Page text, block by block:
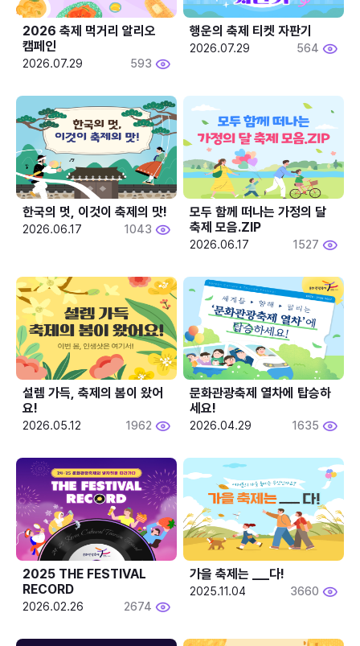
2026 축제 먹거리 알리오
캠페인
2026.07.29 593
행운의 축제 티켓 자판기
2026.07.29 564
한국의 멋, 이것이 축제의 맛!
2026.06.17 1043
모두 함께 떠나는 가정의 달
축제 모음.ZIP
2026.06.17 1527
설렘 가득, 축제의 봄이 왔어
요!
2026.05.12 1962
문화관광축제 열차에 탑승하
세요!
2026.04.29 1635
2025 THE FESTIVAL
RECORD
2026.02.26 2674
2025.11.04 3660